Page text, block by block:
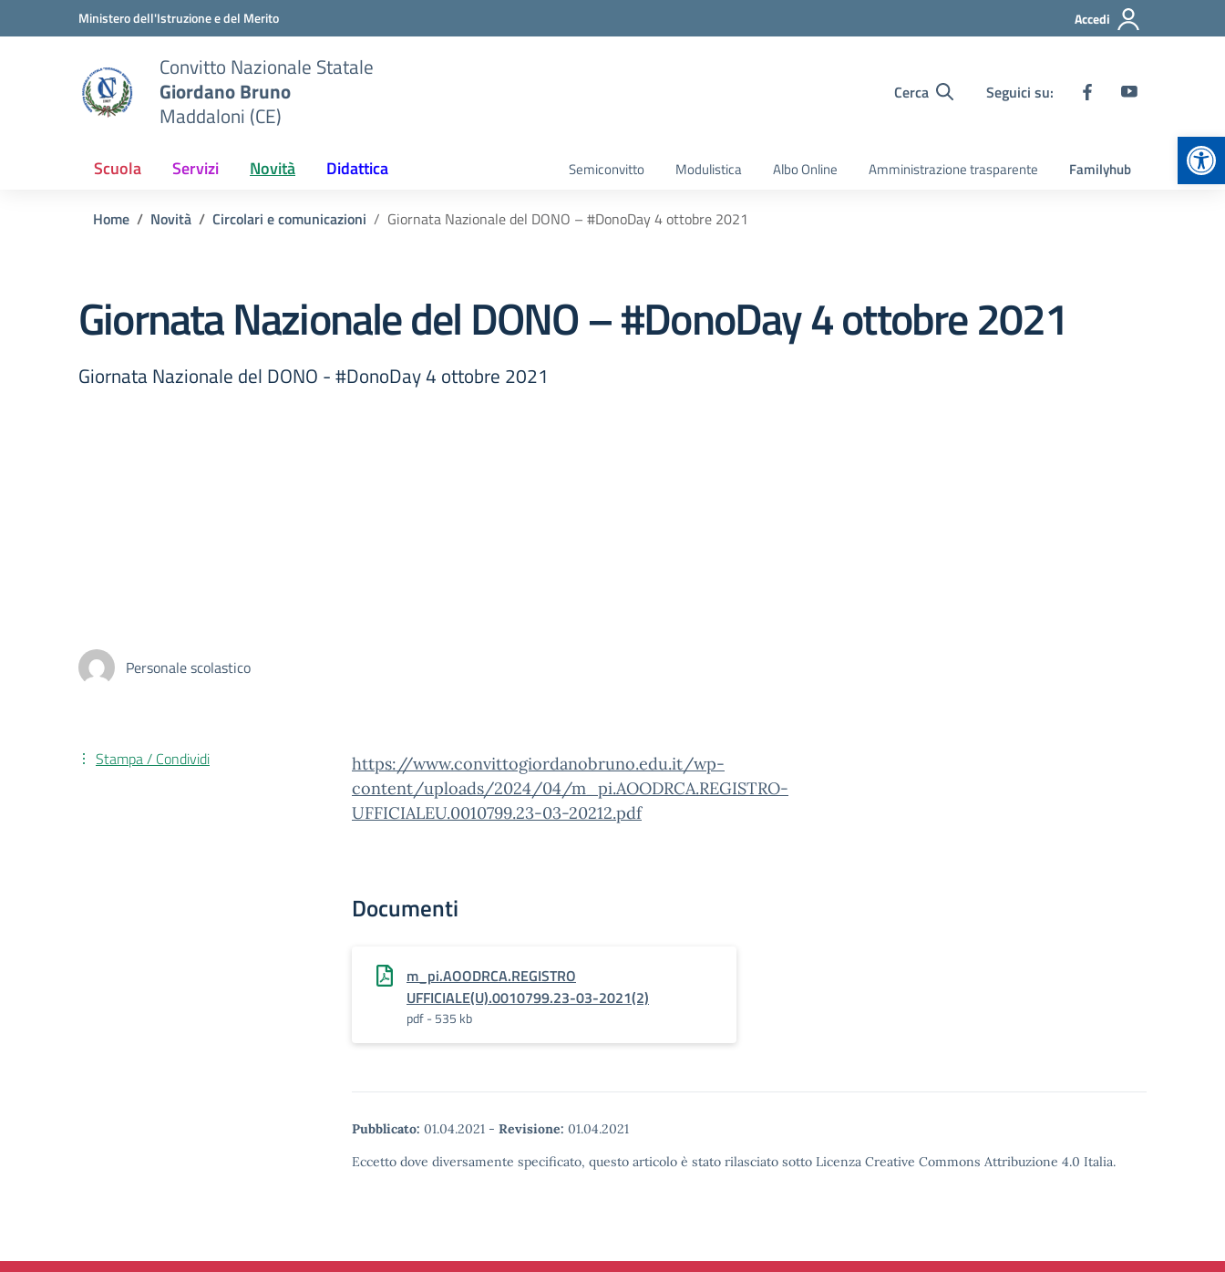
Vai ai contenuti
Vai al menu di navigazioneMinistero dell'Istruzione e del Merito Accedi
Convitto Nazionale Statale
Giordano Bruno
Maddaloni (CE)
Cerca Seguici su:
Scuola Servizi Novità Didattica Semiconvitto Modulistica Albo Online Amministrazione trasparente Familyhub
Home Novità Circolari e comunicazioni Giornata Nazionale del DONO – #DonoDay 4 ottobre 2021
Giornata Nazionale del DONO – #DonoDay 4 ottobre 2021
Giornata Nazionale del DONO - #DonoDay 4 ottobre 2021
Personale scolastico
https://www.convittogiordanobruno.edu.it/wp-
content/uploads/2024/04/m_pi.AOODRCA.REGISTRO-
UFFICIALEU.0010799.23-03-20212.pdf
Documenti
m_pi.AOODRCA.REGISTRO
UFFICIALE(U).0010799.23-03-2021(2)
pdf - 535 kb
Pubblicato: 01.04.2021 - Revisione: 01.04.2021
Eccetto dove diversamente specificato, questo articolo è stato rilasciato sotto Licenza Creative Commons Attribuzione 4.0 Italia.
Stampa / Condividi